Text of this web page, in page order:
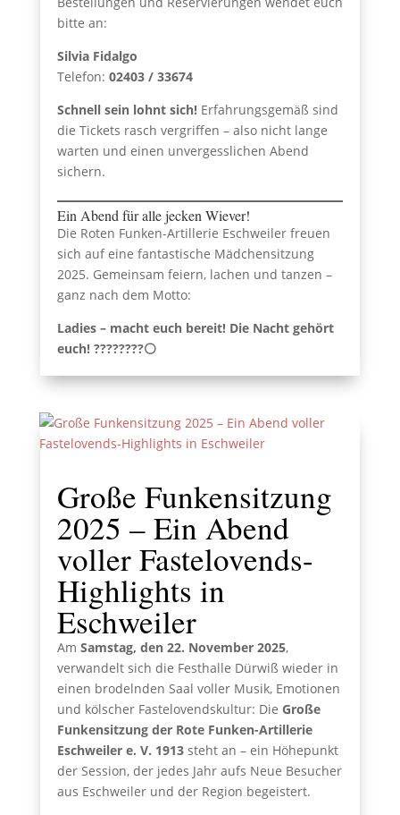
bitte an:
Silvia Fidalgo
Telefon: 02403 / 33674
Schnell sein lohnt sich!Erfahrungsgemäß sind
die Tickets rasch vergriffen – also nicht lange
warten und einen unvergesslichen Abend
sichern.
Ein Abend für alle jecken Wiever!
Die Roten Funken-Artillerie Eschweiler freuen
sich auf eine fantastische Mädchensitzung
2025. Gemeinsam feiern, lachen und tanzen –
ganz nach dem Motto:
Ladies – macht euch bereit! Die Nacht gehört
euch! ????????⚪️
Große Funkensitzung
2025 – Ein Abend
voller Fastelovends-
Highlights in
Eschweiler
Am Samstag, den 22. November 2025,
verwandelt sich die Festhalle Dürwiß wieder in
einen brodelnden Saal voller Musik, Emotionen
und kölscher Fastelovendskultur: Die Große
Funkensitzung der Rote Funken-Artillerie
Eschweiler e. V. 1913steht an – ein Höhepunkt
der Session, der jedes Jahr aufs Neue Besucher
aus Eschweiler und der Region begeistert.